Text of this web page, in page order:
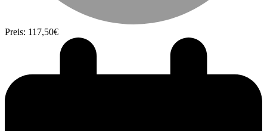
Preis: 117,50€